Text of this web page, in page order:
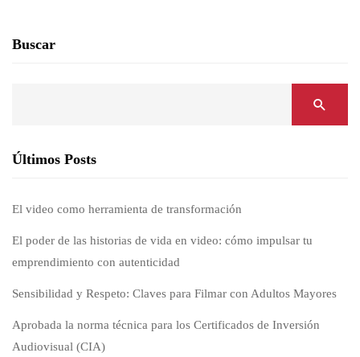
Buscar
Últimos Posts
El video como herramienta de transformación
El poder de las historias de vida en video: cómo impulsar tu
emprendimiento con autenticidad
Sensibilidad y Respeto: Claves para Filmar con Adultos Mayores
Aprobada la norma técnica para los Certificados de Inversión
Audiovisual (CIA)